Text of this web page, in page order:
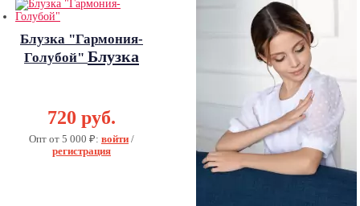
Блузка "Гармония-
Голубой" Блузка
720 руб.
Опт от 5 000 ₽: войти /
регистрация